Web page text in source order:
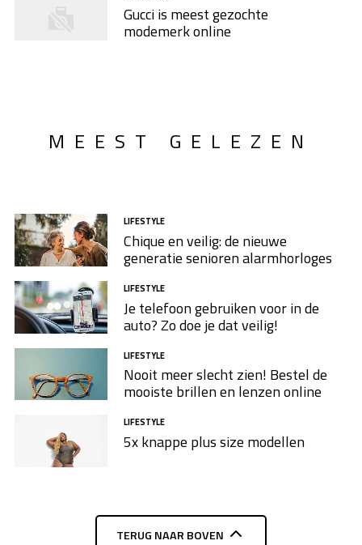
Gucci is meest gezochte
modemerk online
MEEST GELEZEN
LIFESTYLE
Chique en veilig: de nieuwe
generatie senioren alarmhorloges
LIFESTYLE
Je telefoon gebruiken voor in de
auto? Zo doe je dat veilig!
LIFESTYLE
Nooit meer slecht zien! Bestel de
mooiste brillen en lenzen online
LIFESTYLE
5x knappe plus size modellen​
TERUG NAAR BOVEN